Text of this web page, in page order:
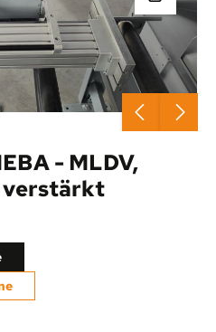
- MLDV,
verstärkt